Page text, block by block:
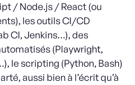
/ Node.js / React (ou
les outils CI/CD
CI, Jenkins…), des
(Playwright,
le scripting (Python, Bash)
aussi bien à l’écrit qu’à